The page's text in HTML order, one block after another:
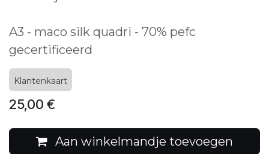
A3 - maco silk quadri - 70% pefc
gecertificeerd
Klantenkaart
25,00 €
Aan winkelmandje toevoegen